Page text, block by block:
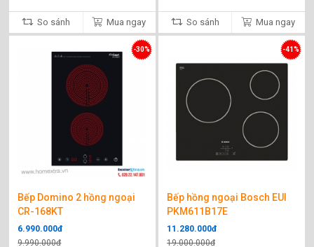
So sánh Mua ngay So sánh Mua ngay
Bếp Domino 2 hồng ngoại
CR-168KT
6.990.000đ
9.990.000đ
-30%
Bếp hồng ngoại Bosch EUI
PKM611B17E
11.280.000đ
19.000.000đ
-41%